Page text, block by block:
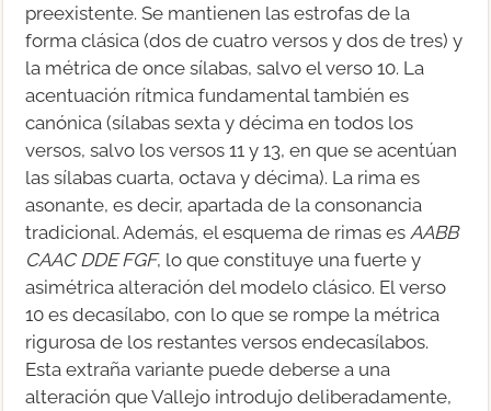
preexistente. Se mantienen las estrofas de la
forma clásica (dos de cuatro versos y dos de tres) y
la métrica de once sílabas, salvo el verso 10. La
acentuación rítmica fundamental también es
canónica (sílabas sexta y décima en todos los
versos, salvo los versos 11 y 13, en que se acentúan
las sílabas cuarta, octava y décima). La rima es
asonante, es decir, apartada de la consonancia
tradicional. Además, el esquema de rimas es AABB
CAAC DDE FGF, lo que constituye una fuerte y
asimétrica alteración del modelo clásico. El verso
10 es decasílabo, con lo que se rompe la métrica
rigurosa de los restantes versos endecasílabos.
Esta extraña variante puede deberse a una
alteración que Vallejo introdujo deliberadamente,